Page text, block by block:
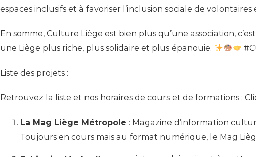
espaces inclusifs et à favoriser l’inclusion sociale de
En somme, Culture Liège est bien plus qu’une association,
une Liège plus riche, plus solidaire et plus épanouie.
Liste des projets :
Retrouvez la liste et nos horaires de cours et de formations :
La Mag Liège Métropole : Magazine d’information
Toujours en cours mais au format numérique, le Mag